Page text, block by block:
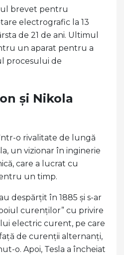
brevet pentru
electrografic la 13
de 21 de ani. Ultimul
un aparat pentru a
procesului de
și Nikola
o rivalitate de lungă
un vizionar în inginerie
care a lucrat cu
un timp.
despărțit în 1885 și s-ar
curenților” cu privire
electric curent, pe care
de curenții alternanți,
o. Apoi, Tesla a încheiat